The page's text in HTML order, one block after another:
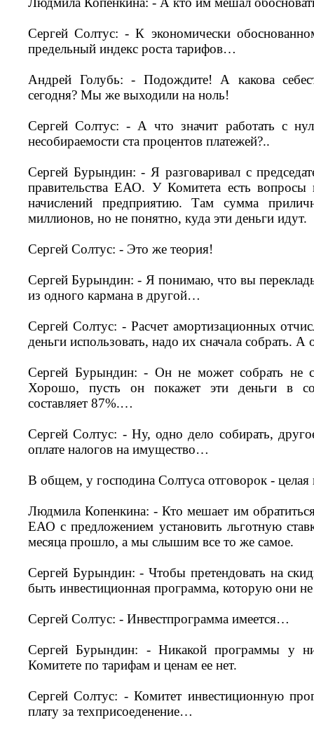
Сергей Солтус: - К экономически
предельный индекс роста тарифов…
Андрей Голубь: - Подождите! А какова
сегодня? Мы же выходили на ноль!
Сергей Солтус: - А что значит работать с
несобираемости ста процентов платежей?..
Сергей Бурындин: - Я разговаривал с
правительства ЕАО. У Комитета есть
начислений предприятию. Там сумма
миллионов, но не понятно, куда эти деньги идут.
Сергей Солтус: - Это же теория!
Сергей Бурындин: - Я понимаю, что вы
из одного кармана в другой…
Сергей Солтус: - Расчет амортизационных
деньги использовать, надо их сначала собрать. А
Сергей Бурындин: - Он не может собрать не
Хорошо, пусть он покажет эти деньги в
составляет 87%.…
Сергей Солтус: - Ну, одно дело собирать,
оплате налогов на имущество…
В общем, у господина Солтуса отговорок - целая
Людмила Копенкина: - Кто мешает им
ЕАО с предложением установить льготную
месяца прошло, а мы слышим все то же самое.
Сергей Бурындин: - Чтобы претендовать на
быть инвестиционная программа, которую они не
Сергей Солтус: - Инвестпрограмма имеется…
Сергей Бурындин: - Никакой программы у
Комитете по тарифам и ценам ее нет.
Сергей Солтус: - Комитет инвестиционную
плату за техприсоеденение…